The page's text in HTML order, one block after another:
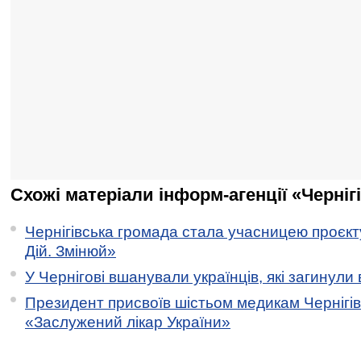
Схожі матеріали інформ-агенції
Чернігівська громада стала учасницею
Дій. Змінюй»
У Чернігові вшанували українців, які загинули
Президент присвоїв шістьом медикам
«Заслужений лікар України»